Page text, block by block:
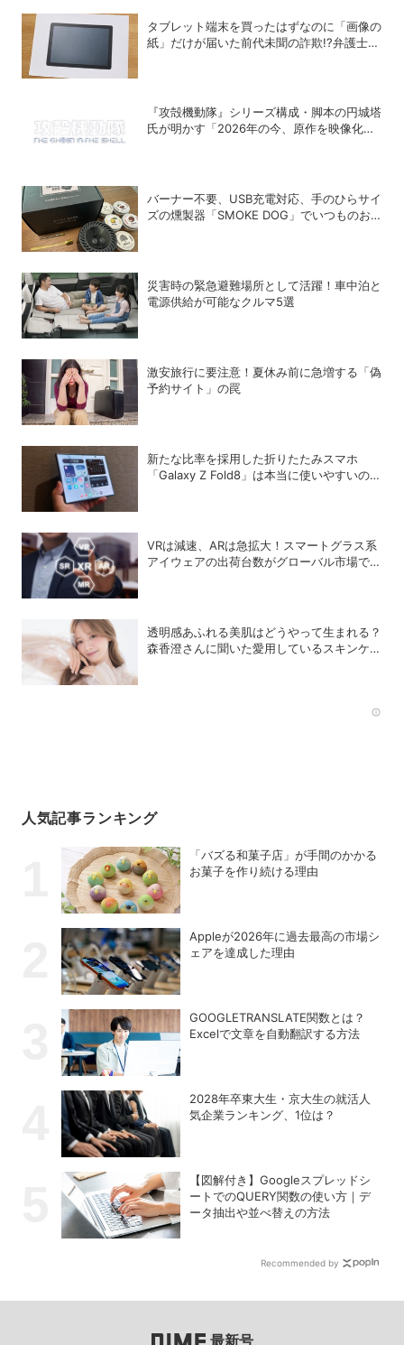
タブレット端末を買ったはずなのに「画像の
紙」だけが届いた前代未聞の詐欺!?弁護士が
『攻殻機動隊』シリーズ構成・脚本の円城塔
氏が明かす「2026年の今、原作を映像化す
バーナー不要、USB充電対応、手のひらサイ
ズの燻製器「SMOKE DOG」でいつものお
災害時の緊急避難場所として活躍！車中泊と
電源供給が可能なクルマ5選
激安旅行に要注意！夏休み前に急増する「偽
予約サイト」の罠
新たな比率を採用した折りたたみスマホ
「Galaxy Z Fold8」は本当に使いやすいの
VRは減速、ARは急拡大！スマートグラス系
アイウェアの出荷台数がグローバル市場で急
透明感あふれる美肌はどうやって生まれる？
森香澄さんに聞いた愛用しているスキンケア
人気記事ランキング
「バズる和菓子店」が手間のかかる
お菓子を作り続ける理由
Appleが2026年に過去最⾼の市場シ
ェアを達成した理由
GOOGLETRANSLATE関数とは？
Excelで文章を自動翻訳する方法
2028年卒東大生・京大生の就活人
気企業ランキング、1位は？
【図解付き】Googleスプレッドシ
ートでのQUERY関数の使い方｜デ
ータ抽出や並べ替えの方法
Recommended by
最新号